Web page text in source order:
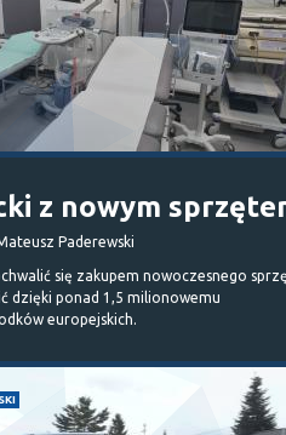
z nowym
Paderewski
się zakupem nowoczesnego
dzięki ponad 1,5 milionowemu
europejskich.